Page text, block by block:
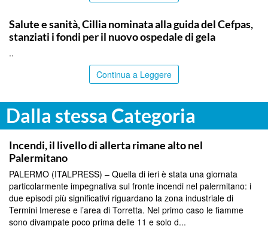
Salute e sanità, Cillia nominata alla guida del Cefpas,
stanziati i fondi per il nuovo ospedale di gela
..
Continua a Leggere
Dalla stessa Categoria
SICILIA BY ITALPRESS
Incendi, il livello di allerta rimane alto nel
Palermitano
PALERMO (ITALPRESS) – Quella di ieri è stata una giornata
particolarmente impegnativa sul fronte incendi nel palermitano: i
due episodi più significativi riguardano la zona industriale di
Termini Imerese e l’area di Torretta. Nel primo caso le fiamme
sono divampate poco prima delle 11 e solo d...